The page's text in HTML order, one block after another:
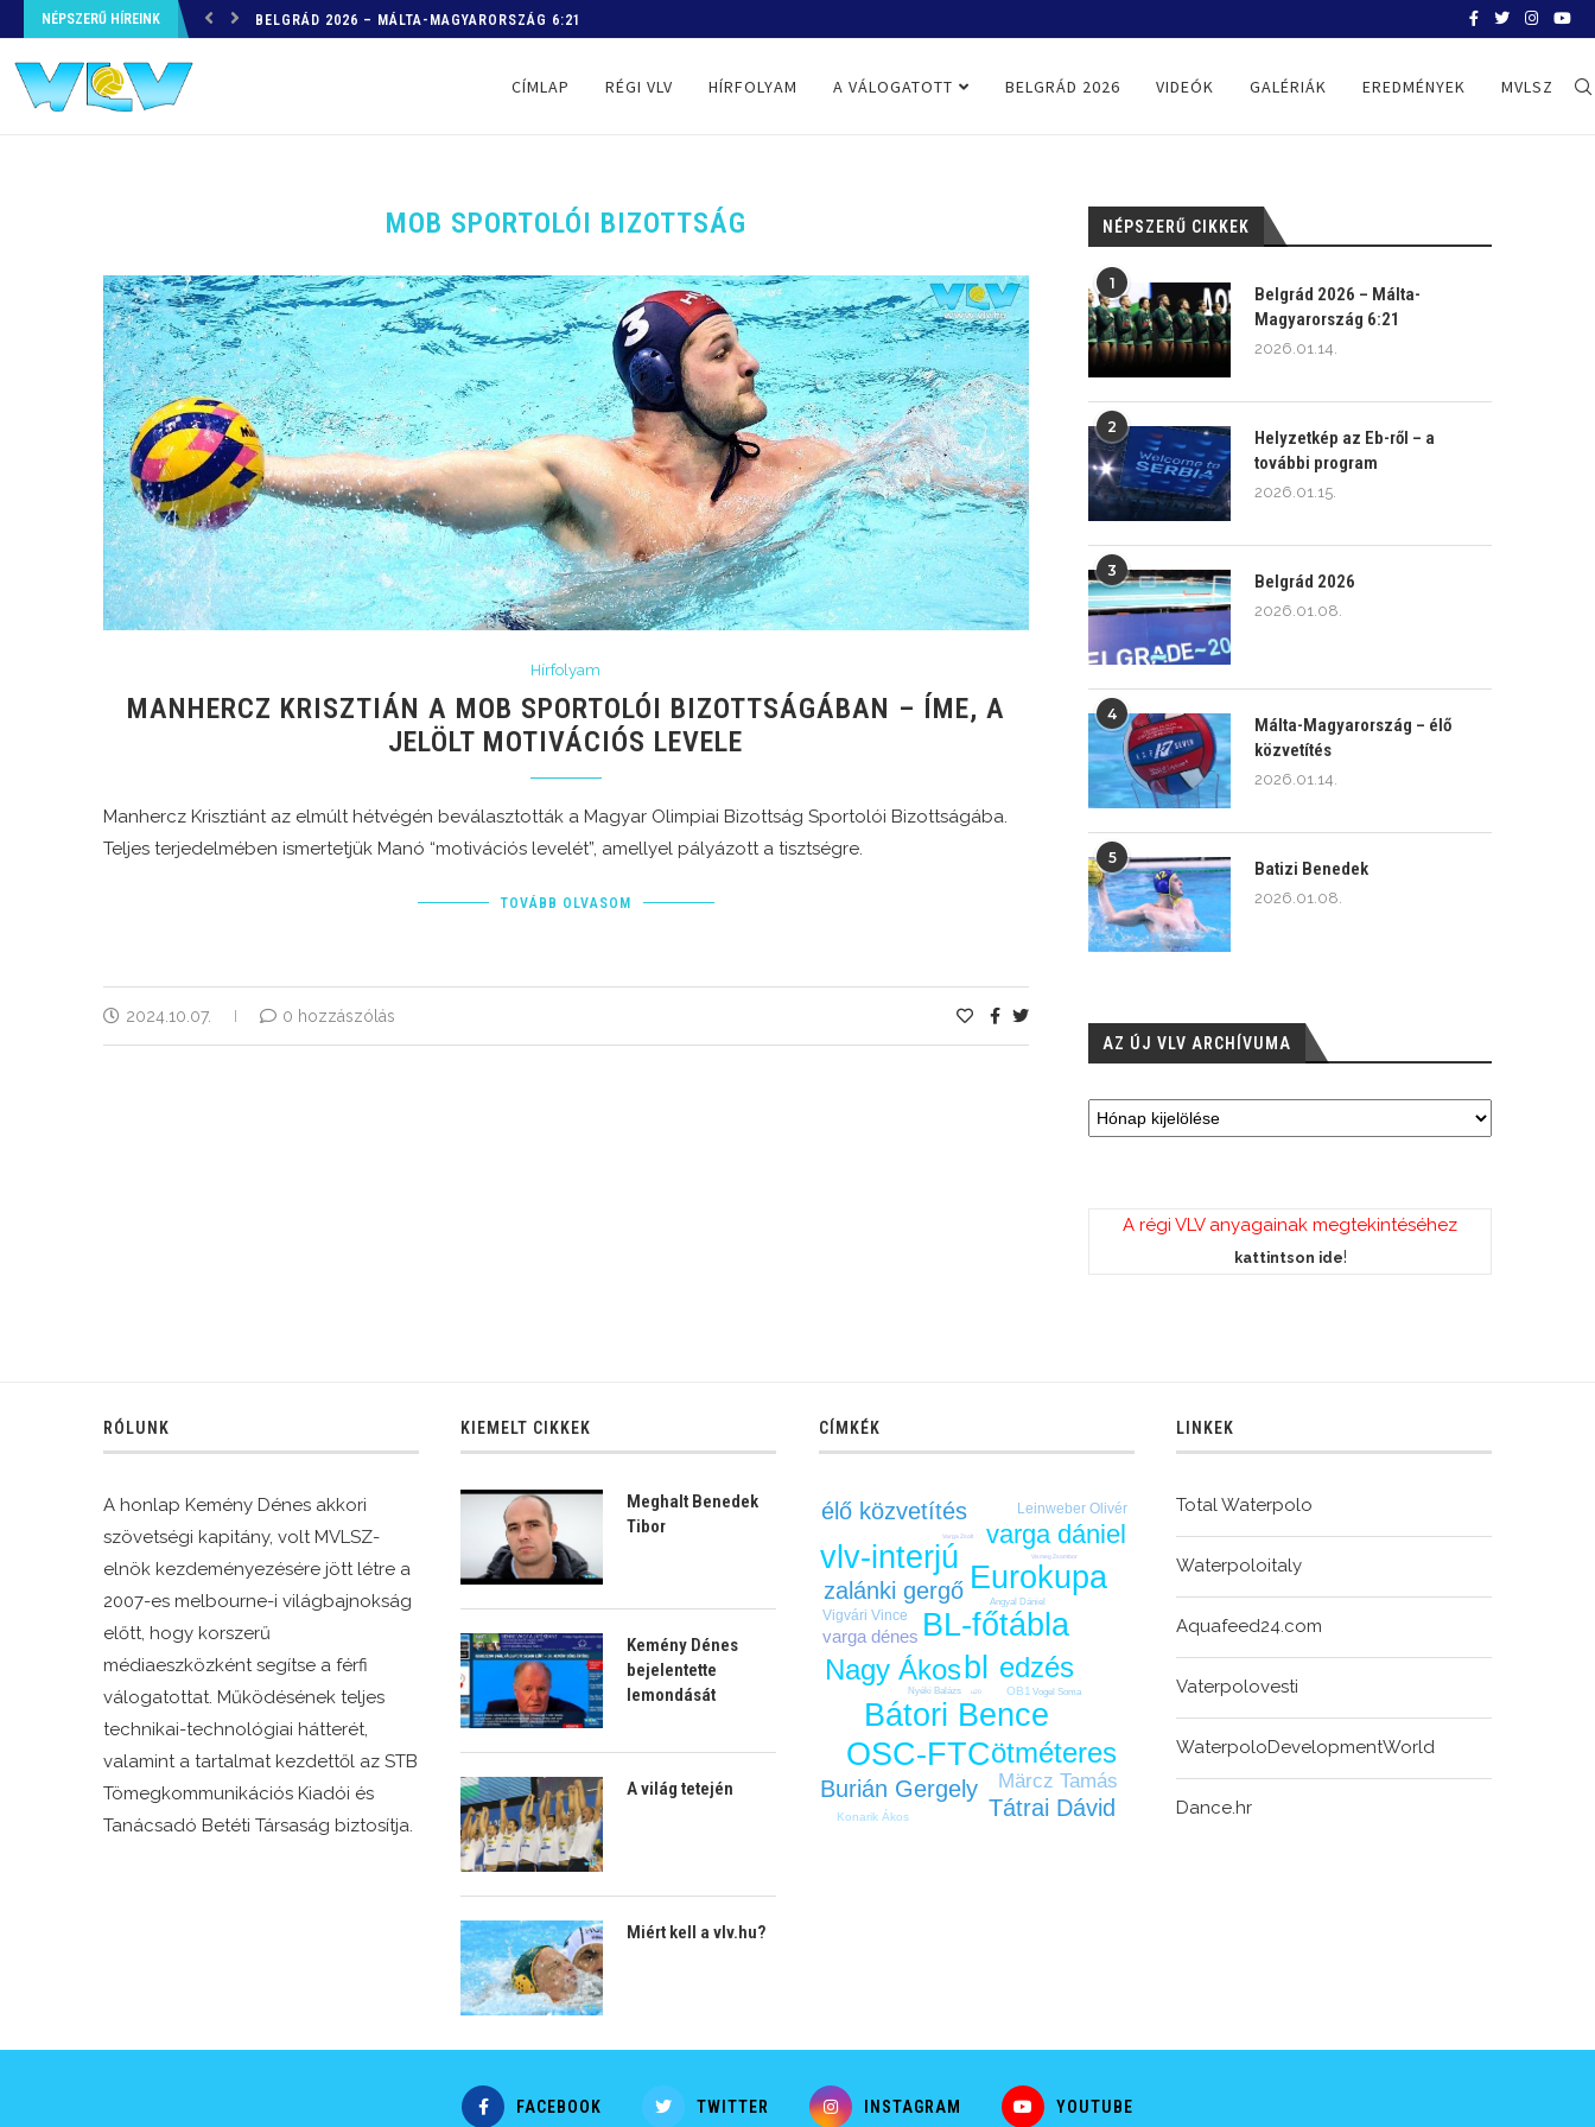
NÉPSZERŰ HÍREINK HELYZETKÉP AZ EB-RŐL – A TOVÁBBI PROGRAM
CÍMLAP RÉGI VLV HÍRFOLYAM A VÁLOGATOTT BELGRÁD 2026 VIDEÓK GALÉRIÁK EREDMÉNYEK MVLSZ
MOB SPORTOLÓI BIZOTTSÁG
Hírfolyam
MANHERCZ KRISZTIÁN A MOB SPORTOLÓI BIZOTTSÁGÁBAN – ÍME, A
JELÖLT MOTIVÁCIÓS LEVELE
Manhercz Krisztiánt az elmúlt hétvégén beválasztották a Magyar Olimpiai Bizottság Sportolói Bizottságába.
Teljes terjedelmében ismertetjük Manó “motivációs levelét”, amellyel pályázott a tisztségre.
TOVÁBB OLVASOM
2024.10.07. 0 hozzászólás
NÉPSZERŰ CIKKEK
1
Belgrád 2026 – Málta-
Magyarország 6:21
2026.01.14.
2
Helyzetkép az Eb-ről – a
további program
2026.01.15.
3
Belgrád 2026
2026.01.08.
4
Málta-Magyarország – élő
közvetítés
2026.01.14.
5
Batizi Benedek
2026.01.08.
AZ ÚJ VLV ARCHÍVUMA
A régi VLV anyagainak megtekintéséhez
kattintson ide!
RÓLUNK
A honlap Kemény Dénes akkori
szövetségi kapitány, volt MVLSZ-
elnök kezdeményezésére jött létre a
2007-es melbourne-i világbajnokság
előtt, hogy korszerű
médiaeszközként segítse a férfi
válogatottat. Működésének teljes
technikai-technológiai hátterét,
valamint a tartalmat kezdettől az STB
Tömegkommunikációs Kiadói és
Tanácsadó Betéti Társaság biztosítja.
KIEMELT CIKKEK
Meghalt Benedek
Tibor
Kemény Dénes
bejelentette
lemondását
A világ tetején
Miért kell a vlv.hu?
CÍMKÉK
bl
BL-főtábla
Bátori Bence
Eurokupa
OSC-FTC
vlv-interjú
edzés
Nagy Ákos
ötméteres
varga dániel
Burián Gergely
Tátrai Dávid
zalánki gergő
élő közvetítés
Märcz Tamás
varga dénes
Leinweber Olivér
Vigvári Vince
Konarik Ákos
OB1
Angyal Dániel
Nyéki Balázs Vogel Soma
u20
Varga Zsolt
Vismeg Zsombor
LINKEK
Total Waterpolo
Waterpoloitaly
Aquafeed24.com
Vaterpolovesti
WaterpoloDevelopmentWorld
Dance.hr
FACEBOOK TWITTER INSTAGRAM YOUTUBE